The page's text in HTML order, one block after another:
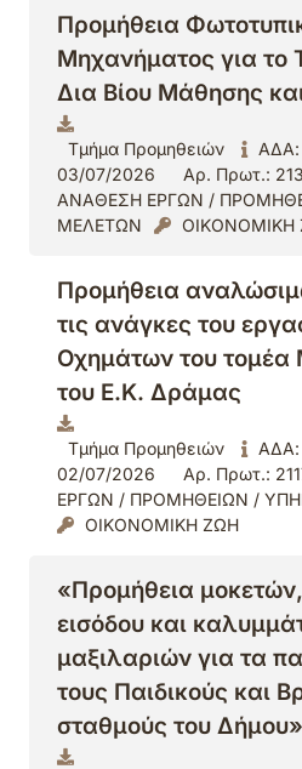
Προμήθεια
Μηχανήματος για το
Δια Βίου Μάθησης
Τμήμα Προμηθειών
03/07/2026
Αρ. Πρωτ.:
ΑΝΑΘΕΣΗ ΕΡΓΩΝ /
ΜΕΛΕΤΩΝ
ΟΙΚΟΝΟΜΙΚΗ
Προμήθεια
τις ανάγκες του
Οχημάτων του
του Ε.Κ. Δράμας
Τμήμα Προμηθειών
02/07/2026
Αρ. Πρωτ.:
ΕΡΓΩΝ / ΠΡΟΜΗΘΕΙΩΝ /
ΟΙΚΟΝΟΜΙΚΗ ΖΩΗ
«Προμήθεια
εισόδου και
μαξιλαριών για τα
τους Παιδικούς και
σταθμούς του